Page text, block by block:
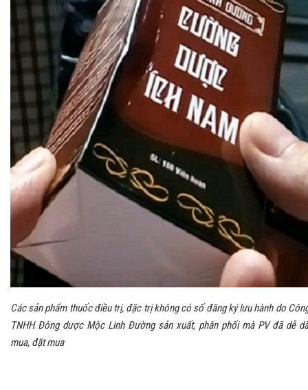
Các sản phẩm thuốc điều trị, đặc trị không có số đăng ký lưu hành do
TNHH Đông dược Mộc Linh Đường sản xuất, phân phối mà PV đã dễ
mua, đặt mua